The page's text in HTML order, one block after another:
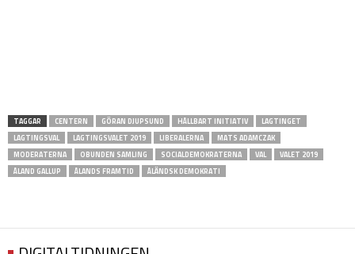
TAGGAR CENTERN GÖRAN DJUPSUND HÅLLBART INITIATIV
LAGTINGET
LAGTINGSVAL
LAGTINGSVALET 2019 LIBERALERNA
MATS ADAMCZAK
MODERATERNA
OBUNDEN SAMLING SOCIALDEMOKRATERNA VAL
VALET 2019
ÅLAND GALLUP
ÅLANDS FRAMTID ÅLÄNDSK DEMOKRATI